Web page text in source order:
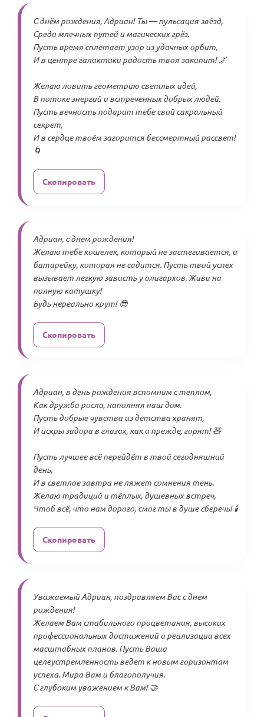
С днём рождения, Адриан! Ты — пульсация звёзд,
Среди млечных путей и магических грёз.
Пусть время сплетает узор из удачных орбит,
И в центре галактики радость твоя закипит! 🌌
Желаю ловить геометрию светлых идей,
В потоке энергий и встреченных добрых людей.
Пусть вечность подарит тебе свой сакральный
секрет,
И в сердце твоём загорится бессмертный рассвет!
🌀
Скопировать
Адриан, с днем рождения!
Желаю тебе кошелек, который не застегивается, и
батарейку, которая не садится. Пусть твой успех
вызывает легкую зависть у олигархов. Живи на
полную катушку!
Будь нереально крут! 😎
Скопировать
Адриан, в день рождения вспомним с теплом,
Как дружба росла, наполняя наш дом.
Пусть добрые чувства из детства хранят,
И искры задора в глазах, как и прежде, горят! 🧸
Пусть лучшее всё перейдёт в твой сегодняшний
день,
И в светлое завтра не ляжет сомнения тень.
Желаю традиций и тёплых, душевных встреч,
Чтоб всё, что нам дорого, смог ты в душе сберечь! 🕯️
Скопировать
Уважаемый Адриан, поздравляем Вас с днем
рождения!
Желаем Вам стабильного процветания, высоких
профессиональных достижений и реализации всех
масштабных планов. Пусть Ваша
целеустремленность ведет к новым горизонтам
успеха. Мира Вам и благополучия.
С глубоким уважением к Вам! 🤝